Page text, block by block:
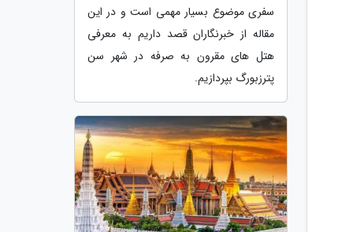
سفری موضوع بسیار مهمی است و در این
مقاله از خبرنگاران قصد داریم به معرفی
هتل های مقرون به صرفه در شهر سن
پترزبورگ بپردازیم.